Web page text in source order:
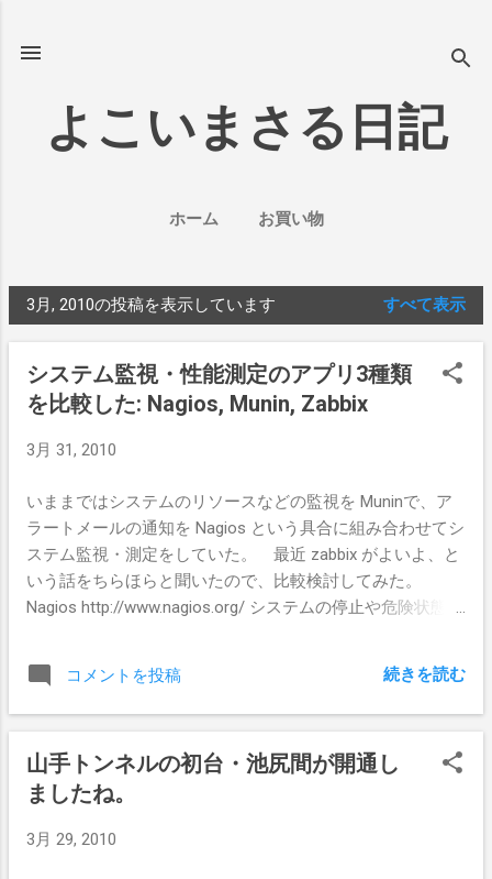
よこいまさる日記
ホーム お買い物
投
3月, 2010の投稿を表示しています すべて表示
システム監視・性能測定のアプリ3種類
を比較した: Nagios, Munin, Zabbix
3月 31, 2010
いままではシステムのリソースなどの監視を Muninで、ア
ラートメールの通知を Nagios という具合に組み合わせてシ
ステム監視・測定をしていた。 最近 zabbix がよいよ、と
いう話をちらほらと聞いたので、比較検討してみた。
Nagios http://www.nagios.org/ システムの停止や危険状態な
TCP/UDPを用いた通信を行い、設定した閾値によって
warning, critical, flapping, down などの判定を行い、これを
Remote Pliugin Executor) を使うと、監視対象のマシン内で
Nagiosのプラグインが実行でき、監視サーバ1台に対して複
富で、監視対象となる機能が多い。 Ubuntu や Fedora では
コメントを投稿 続きを読む
山手トンネルの初台・池尻間が開通し
ましたね。
3月 29, 2010